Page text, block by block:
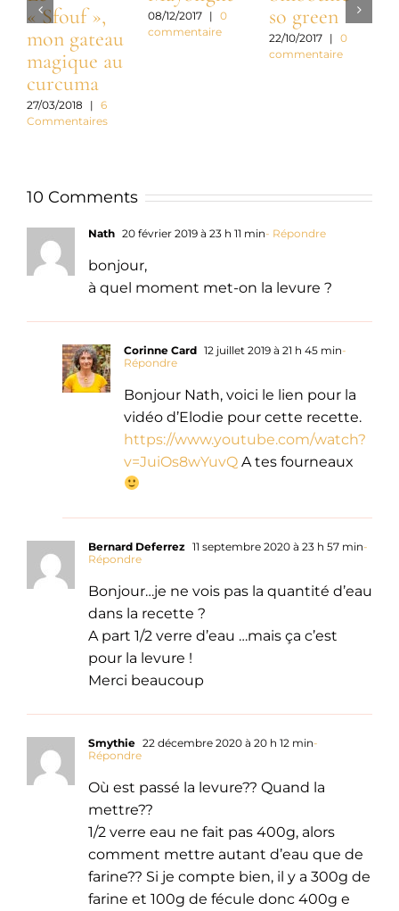
« Sfouf »,
mon gateau
magique au
curcuma
27/03/2018 | 6
Commentaires
08/12/2017 | 0
commentaire
so green
22/10/2017 | 0
commentaire
10 Comments
Nath 20 février 2019 à 23 h 11 min- Répondre
bonjour,
à quel moment met-on la levure ?
Corinne Card 12 juillet 2019 à 21 h 45 min-
Répondre
Bonjour Nath, voici le lien pour la
vidéo d’Elodie pour cette recette.
https://www.youtube.com/watch?
v=JuiOs8wYuvQ A tes fourneaux
Bernard Deferrez 11 septembre 2020 à 23 h 57 min-
Répondre
Bonjour…je ne vois pas la quantité d’eau
dans la recette ?
A part 1/2 verre d’eau …mais ça c’est
pour la levure !
Merci beaucoup
Smythie 22 décembre 2020 à 20 h 12 min-
Répondre
Où est passé la levure?? Quand la
mettre??
1/2 verre eau ne fait pas 400g, alors
comment mettre autant d’eau que de
farine?? Si je compte bien, il y a 300g de
farine et 100g de fécule donc 400g e